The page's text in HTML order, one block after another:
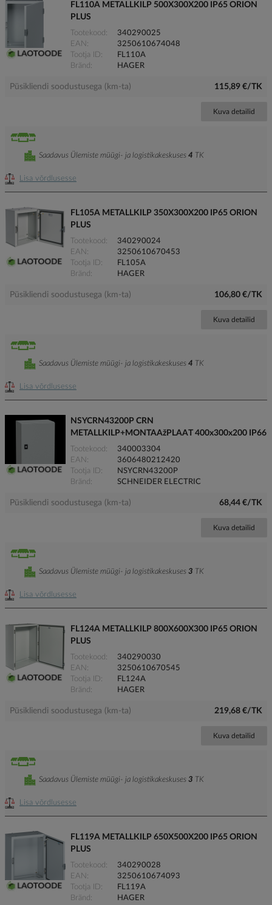
FL110A METALLKILP 500X300X200 IP65 ORION
PLUS
Tootekood
340290025
EAN
3250610674048
Tootja ID
FL110A
Bränd
HAGER
Püsikliendi soodustusega (km-ta) 115,89 €/TK
Kuva detailid
Lisa võrdlusesse
Saadavus Ülemiste müügi- ja logistikakeskuses 4 TK
FL105A METALLKILP 350X300X200 IP65 ORION
PLUS
Tootekood
340290024
EAN
3250610670453
Tootja ID
FL105A
Bränd
HAGER
Püsikliendi soodustusega (km-ta) 106,80 €/TK
Kuva detailid
Lisa võrdlusesse
Saadavus Ülemiste müügi- ja logistikakeskuses 4 TK
NSYCRN43200P CRN
METALLKILP+MONTAAžPLAAT 400x300x200 IP66
Tootekood
340003304
EAN
3606480212420
Tootja ID
NSYCRN43200P
Bränd
SCHNEIDER ELECTRIC
Püsikliendi soodustusega (km-ta) 68,44 €/TK
Kuva detailid
Lisa võrdlusesse
Saadavus Ülemiste müügi- ja logistikakeskuses 3 TK
FL124A METALLKILP 800X600X300 IP65 ORION
PLUS
Tootekood
340290030
EAN
3250610670545
Tootja ID
FL124A
Bränd
HAGER
Püsikliendi soodustusega (km-ta) 219,68 €/TK
Kuva detailid
Lisa võrdlusesse
Saadavus Ülemiste müügi- ja logistikakeskuses 3 TK
FL119A METALLKILP 650X500X200 IP65 ORION
PLUS
Tootekood
340290028
EAN
3250610674093
Tootja ID
FL119A
Bränd
HAGER